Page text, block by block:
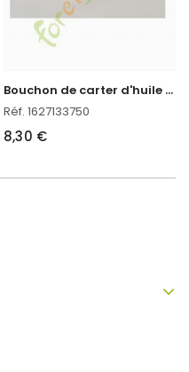
B
ouchon de carter d'huile Kubota
Réf. 1627133750
8,30 €